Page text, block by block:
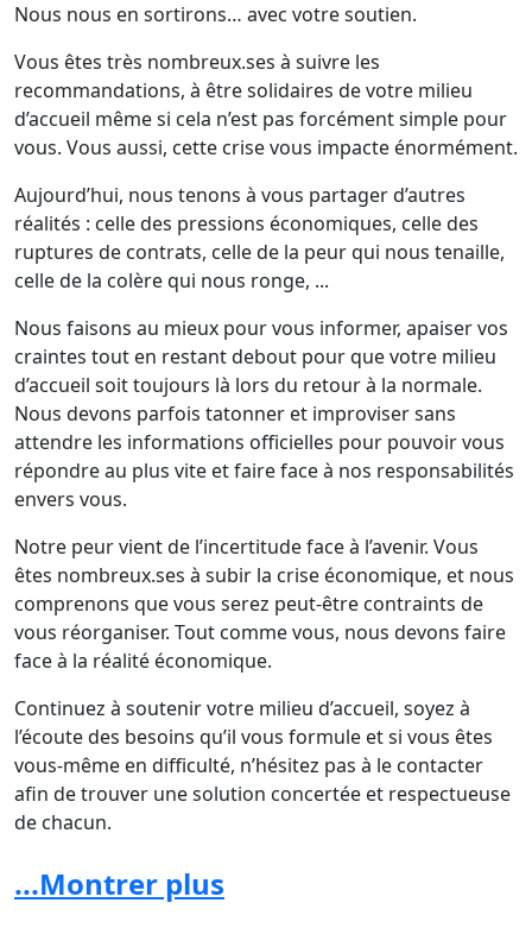
Nous nous en sortirons… avec votre soutien.
Vous êtes très nombreux.ses à suivre les
recommandations, à être solidaires de votre milieu
d’accueil même si cela n’est pas forcément simple pour
vous. Vous aussi, cette crise vous impacte énormément.
Aujourd’hui, nous tenons à vous partager d’autres
réalités : celle des pressions économiques, celle des
ruptures de contrats, celle de la peur qui nous tenaille,
celle de la colère qui nous ronge, ...
Nous faisons au mieux pour vous informer, apaiser vos
craintes tout en restant debout pour que votre milieu
d’accueil soit toujours là lors du retour à la normale.
Nous devons parfois tatonner et improviser sans
attendre les informations officielles pour pouvoir vous
répondre au plus vite et faire face à nos responsabilités
envers vous.
Notre peur vient de l’incertitude face à l’avenir. Vous
êtes nombreux.ses à subir la crise économique, et nous
comprenons que vous serez peut-être contraints de
vous réorganiser. Tout comme vous, nous devons faire
face à la réalité économique.
Continuez à soutenir votre milieu d’accueil, soyez à
l’écoute des besoins qu’il vous formule et si vous êtes
vous-même en difficulté, n’hésitez pas à le contacter
afin de trouver une solution concertée et respectueuse
de chacun.
L’aspect sanitaire est tout aussi important. Dans un
milieu d’accueil, il est difficile d’adopter les gestes
...Montrer plus